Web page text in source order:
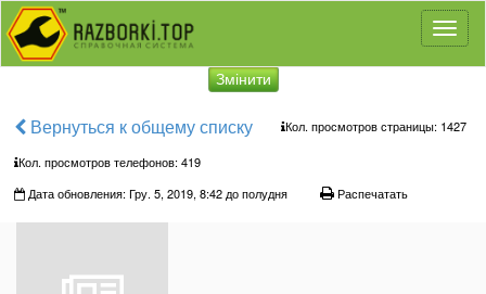
Змінити
Вернуться к общему списку Кол. просмотров страницы: 1427
Кол. просмотров телефонов: 419
Дата обновления: Гру. 5, 2019, 8:42 до полудня
Распечатать